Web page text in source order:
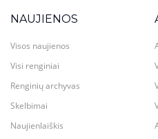
NAUJIENOS
Visos naujienos
Visi renginiai
Renginių archyvas
Skelbimai
Naujienlaiškis